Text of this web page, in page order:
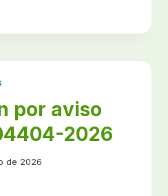
por aviso
2026
de 2026